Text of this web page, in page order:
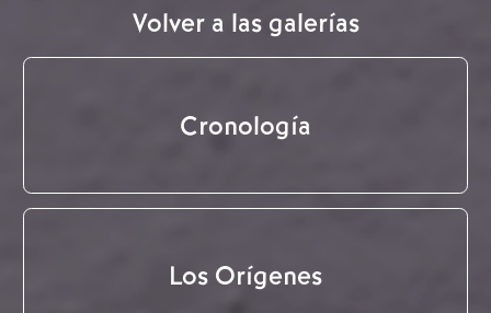
Volver a las galerías
Cronología
Los Orígenes